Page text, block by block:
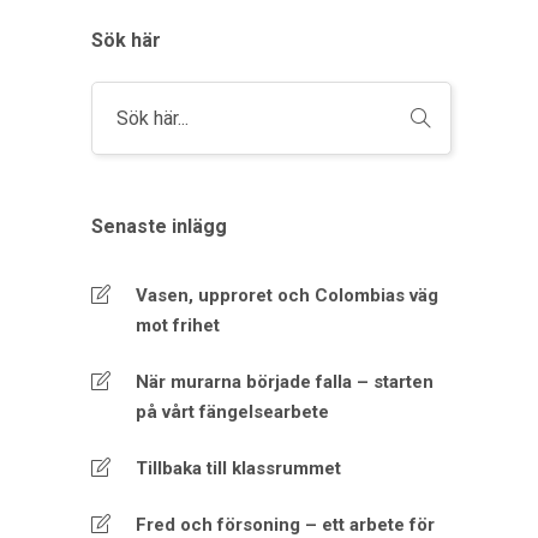
Sök här
Senaste inlägg
Vasen, upproret och Colombias väg
mot frihet
När murarna började falla – starten
på vårt fängelsearbete
Tillbaka till klassrummet
Fred och försoning – ett arbete för